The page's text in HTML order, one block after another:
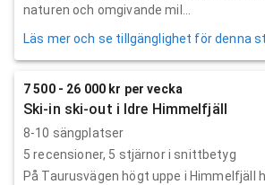
naturen och omgivande mil...
Läs mer och se tillgänglighet för denna
7 500 - 26 000 kr per vecka
Ski-in ski-out i Idre Himmelfjäll
8-10 sängplatser
5 recensioner, 5 stjärnor i snittbetyg
På Taurusvägen högt uppe i Himmelfjäll